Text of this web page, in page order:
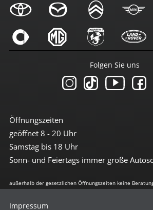
Öffnungszeiten
geöffnet 8 - 20 Uhr
Samstag bis 18 Uhr
Sonn- und Feiertags immer große
Folgen Sie uns
außerhalb der gesetzlichen Öffnungszeiten keine
Impressum